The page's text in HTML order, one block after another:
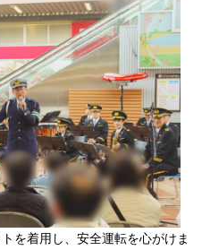
を着用し、安全運転を心がけま